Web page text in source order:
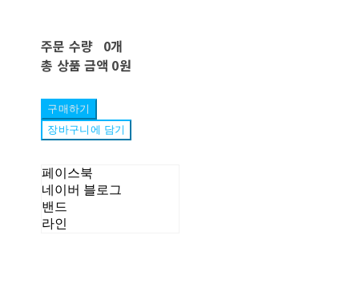
주문 수량 0개
총 상품 금액 0원
구매하기
장바구니에 담기
페이스북
네이버 블로그
밴드
라인